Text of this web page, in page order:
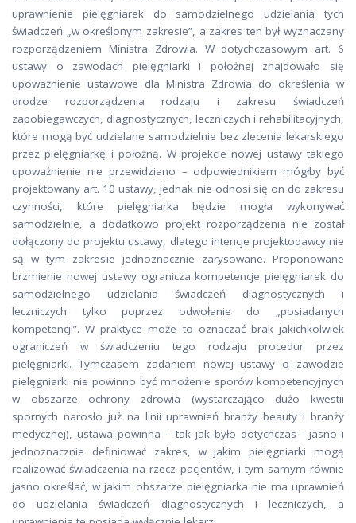
uprawnienie pielęgniarek do samodzielnego udzielania tych
świadczeń „w określonym zakresie”, a zakres ten był wyznaczany
rozporządzeniem Ministra Zdrowia. W dotychczasowym art. 6
ustawy o zawodach pielęgniarki i położnej znajdowało się
upoważnienie ustawowe dla Ministra Zdrowia do określenia w
drodze rozporządzenia rodzaju i zakresu świadczeń
zapobiegawczych, diagnostycznych, leczniczych i rehabilitacyjnych,
które mogą być udzielane samodzielnie bez zlecenia lekarskiego
przez pielęgniarkę i położną. W projekcie nowej ustawy takiego
upoważnienie nie przewidziano – odpowiednikiem mógłby być
projektowany art. 10 ustawy, jednak nie odnosi się on do zakresu
czynności, które pielęgniarka będzie mogła wykonywać
samodzielnie, a dodatkowo projekt rozporządzenia nie został
dołączony do projektu ustawy, dlatego intencje projektodawcy nie
są w tym zakresie jednoznacznie zarysowane. Proponowane
brzmienie nowej ustawy ogranicza kompetencje pielęgniarek do
samodzielnego udzielania świadczeń diagnostycznych i
leczniczych tylko poprzez odwołanie do „posiadanych
kompetencji”. W praktyce może to oznaczać brak jakichkolwiek
ograniczeń w świadczeniu tego rodzaju procedur przez
pielęgniarki. Tymczasem zadaniem nowej ustawy o zawodzie
pielęgniarki nie powinno być mnożenie sporów kompetencyjnych
w obszarze ochrony zdrowia (wystarczająco dużo kwestii
spornych narosło już na linii uprawnień branży beauty i branży
medycznej), ustawa powinna – tak jak było dotychczas - jasno i
jednoznacznie definiować zakres, w jakim pielęgniarki mogą
realizować świadczenia na rzecz pacjentów, i tym samym równie
jasno określać, w jakim obszarze pielęgniarka nie ma uprawnień
do udzielania świadczeń diagnostycznych i leczniczych, a